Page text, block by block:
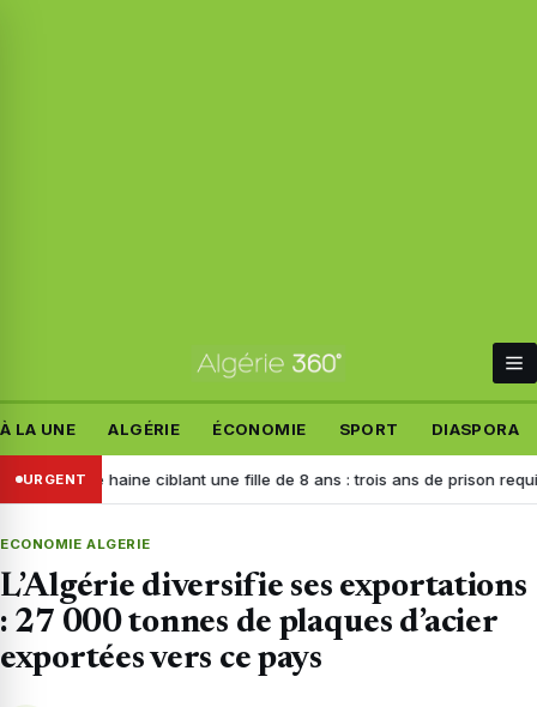
À LA UNE ALGÉRIE ÉCONOMIE SPORT DIASPORA
URGENT
de haine ciblant une fille de 8 ans : trois ans de prison requis contre
ECONOMIE ALGERIE
L’Algérie diversifie ses exportations
: 27 000 tonnes de plaques d’acier
exportées vers ce pays